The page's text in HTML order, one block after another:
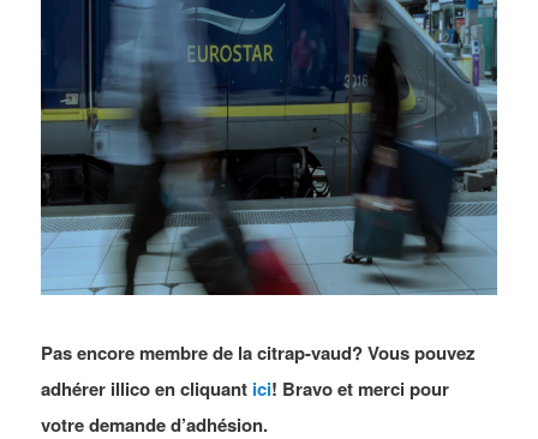
Pas encore membre de la citrap-vaud? Vous pouvez
adhérer illico en cliquant ici! Bravo et merci pour
votre demande d’adhésion.